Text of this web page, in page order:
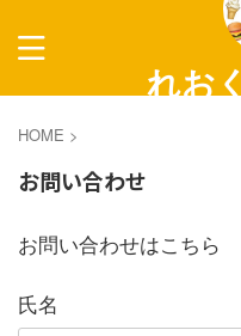
れお
HOME >
お問い合わせ
お問い合わせはこちら
氏名